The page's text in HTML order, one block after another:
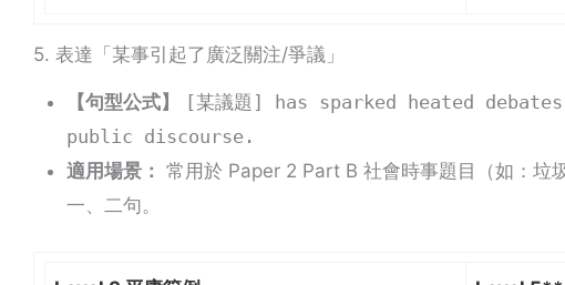
5. 表達「某事引起了廣泛關注/爭議」
【句型公式】
[某議題] has sparked heated
public discourse.
適用場景： 常用於 Paper 2 Part B 社會時事題目（如：垃
一、二句。